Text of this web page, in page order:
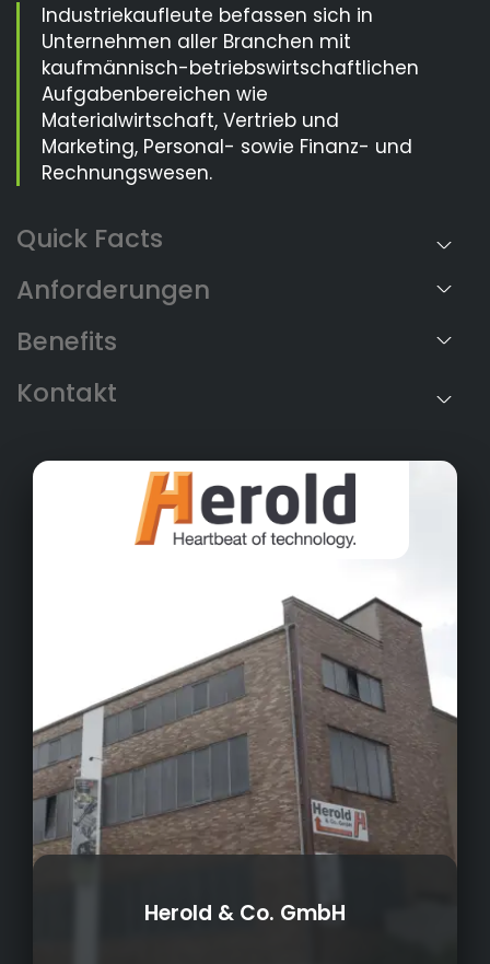
Industriekaufleute befassen sich in
Unternehmen aller Branchen mit
kaufmännisch-betriebswirtschaftlichen
Aufgabenbereichen wie
Materialwirtschaft, Vertrieb und
Marketing, Personal- sowie Finanz- und
Rechnungswesen.
Anforderungen
Benefits
Herold & Co. GmbH